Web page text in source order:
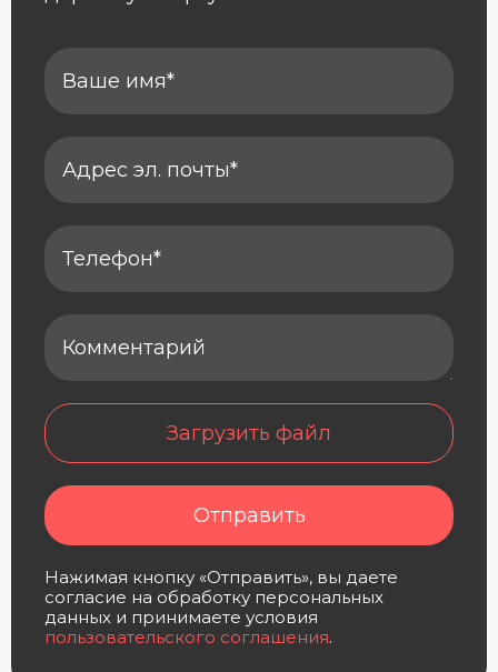
Отправить
Загрузить файл
Нажимая кнопку «Отправить», вы даете
согласие на обработку персональных
данных и принимаете условия
пользовательского соглашения.